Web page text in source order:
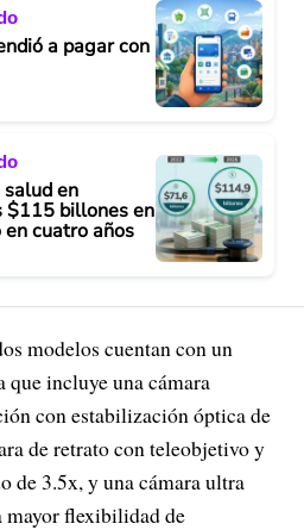
a pagar con
en
$115 billones en
cuatro años
modelos cuentan con un
que incluye una cámara
con estabilización óptica de
de retrato con teleobjetivo y
de 3.5x, y una cámara ultra
mayor flexibilidad de